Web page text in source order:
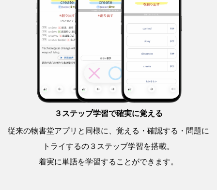
３ステップ学習で確実に覚える
従来の物書堂アプリと同様に、覚える・確認する・問題に
トライするの３ステップ学習を搭載。
着実に単語を学習することができます。